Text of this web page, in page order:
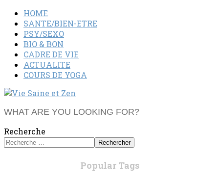
HOME
SANTE/BIEN-ETRE
PSY/SEXO
BIO & BON
CADRE DE VIE
ACTUALITE
COURS DE YOGA
WHAT ARE YOU LOOKING FOR?
Recherche
Rechercher
Popular Tags